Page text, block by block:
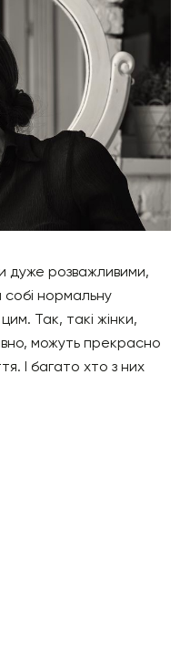
дуже розважливими,
нормальну
Так, такі жінки,
можуть прекрасно
І багато хто з них